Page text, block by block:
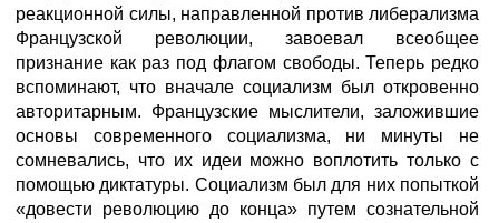
реакционной силы, направленной против либерализма
Французской революции, завоевал всеобщее
признание как раз под флагом свободы. Теперь редко
вспоминают, что вначале социализм был откровенно
авторитарным. Французские мыслители, заложившие
основы современного социализма, ни минуты не
сомневались, что их идеи можно воплотить только с
помощью диктатуры. Социализм был для них попыткой
«довести революцию до конца» путем сознательной